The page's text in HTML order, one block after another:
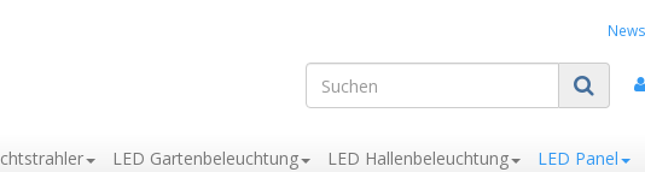
News
LED Gartenbeleuchtung LED Hallenbeleuchtung LED Panel